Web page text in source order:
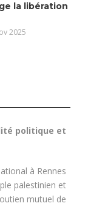
la libération
2025
politique et
à Rennes
palestinien et
mutuel de